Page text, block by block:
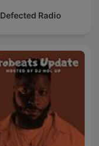
Defected Radio